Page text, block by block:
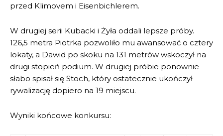
przed Klimovem i Eisenbichlerem.
W drugiej serii Kubacki i Żyła oddali lepsze próby.
126,5 metra Piotrka pozwoliło mu awansować o cztery
lokaty, a Dawid po skoku na 131 metrów wskoczył na
drugi stopień podium. W drugiej próbie ponownie
słabo spisał się Stoch, który ostatecznie ukończył
rywalizację dopiero na 19 miejscu.
Wyniki końcowe konkursu: